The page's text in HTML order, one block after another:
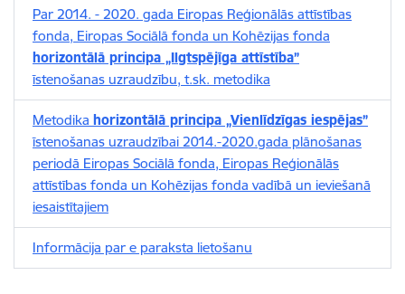
Par 2014. - 2020. gada Eiropas Reģionālās attīstības
fonda, Eiropas Sociālā fonda un Kohēzijas fonda
horizontālā principa „Ilgtspējīga attīstība”
īstenošanas uzraudzību, t.sk. metodika
Metodika horizontālā principa „Vienlīdzīgas iespējas”
īstenošanas uzraudzībai 2014.-2020.gada plānošanas
periodā Eiropas Sociālā fonda, Eiropas Reģionālās
attīstības fonda un Kohēzijas fonda vadībā un ieviešanā
iesaistītajiem
Informācija par e paraksta lietošanu